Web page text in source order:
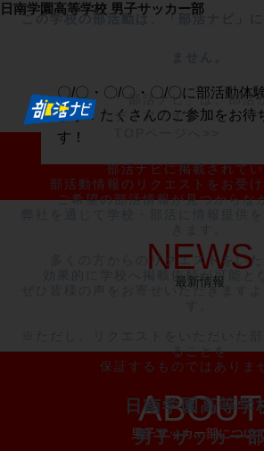
この学校の部活動は、「部活ナビ」
「部活ナビ」は、部活
ディアです。
部活ナビに掲載されて
部活動情報のリクエストをお受け
ご希望の部活情報が見つからな
多くの方からのリクエストをい
効果的に学校へ掲載依頼が可能と
ぜひ皆様の声をお寄せいただきます
ることを
保証するものではありま
日南学園高等学
男子サッカー
日南学園高等学校 男子サッカー部
〇/〇・〇/〇・〇/〇に部活動体
ます！たくさんのご参加をお待
す！
最新情報
NEWS
男子サッカー部につい
ABOUT